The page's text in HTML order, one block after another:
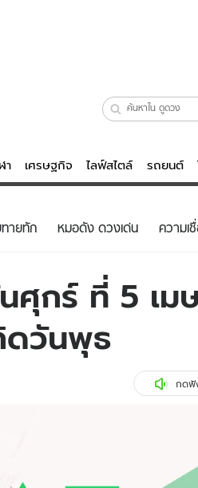
า เศรษฐกิจ ไลฟ์สไตล์ รถยนต์
จหวย ไลฟ์สไตล์
วัยรุ่น
สุขภาพ
Sanook
ายทัก หมอดัง ดวงเด่น ความเ
ศุกร์ ที่ 5 เม
ดวันพุธ
กดฟั